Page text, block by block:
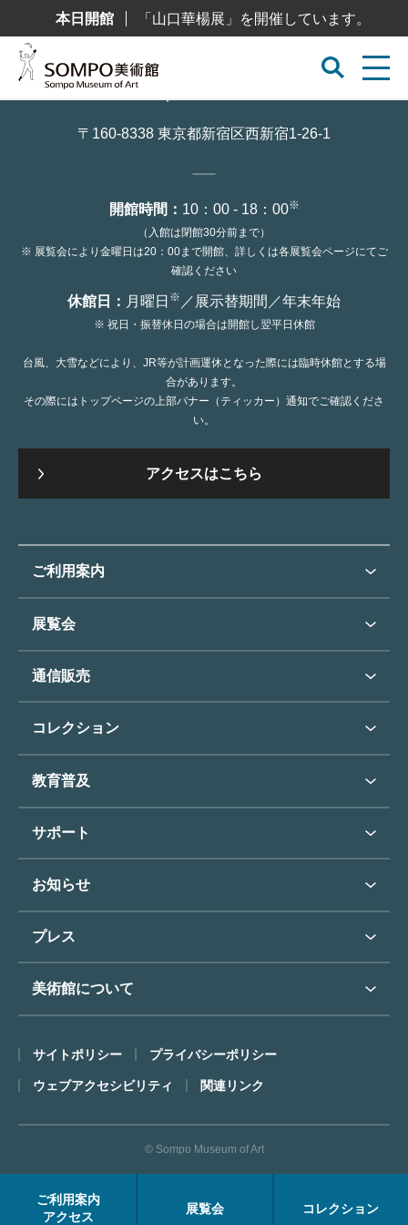
テ
本日開館 「山口華楊展」を開催しています。
ご利用案内
アクセス
展覧会 コレクション
〒160-8338 東京都新宿区西新宿1-26-1
開館時間： 10：00 - 18：00※
（入館は閉館30分前まで）
※ 展覧会により金曜日は20：00まで開館、詳しくは各展覧会ページにてご
確認ください
休館日： 月曜日 ※ ／展示替期間／年末年始
※ 祝日・振替休日の場合は開館し翌平日休館
台風、大雪などにより、JR等が計画運休となった際には臨時休館とする場
合があります。
その際にはトップページの上部バナー（ティッカー）通知でご確認くださ
い。
アクセスはこちら
ご利用案内
ご利用案内トップ
開館時間・休館日
アクセス
団体のご利用について
バリアフリー／小さなお子様
フロアマップ
ミュージアムショップ
カフェ
展覧会
展覧会・イベントトップ
次回の展覧会
展覧会スケジュール
過去の展覧会
通信販売
通信販売トップ
コレクション
コレクショントップ
東郷青児
コレクションハイライト
教育普及
教育普及トップ
オンラインで美術鑑賞
博物館実習について
サポート
よくあるご質問
東郷⻘児作品著作権申請
お知らせ
お知らせトップ
プレス
プレスリリーストップ
美術館について
ごあいさつ
コンセプト
沿革
FACEアーカイブス
サイトポリシー プライバシーポリシー
ウェブアクセシビリティ 関連リンク
© Sompo Museum of Art